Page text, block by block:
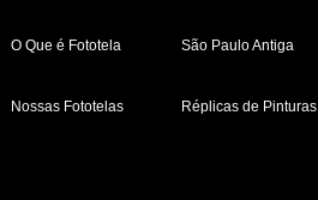
O Que é Fototela
Nossas Fototelas
São Paulo Antiga
Réplicas de Pinturas